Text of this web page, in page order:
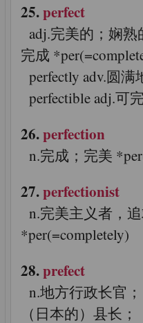
25.perfect
adj.完美的；娴熟
完成
perfectly adv.圆
perfectible adj.可
26.perfection
n.完成；完美
27.perfectionist
n.完美主义者，
*per(=completely)
28.prefect
n.地方行政长官
（日本的）县长